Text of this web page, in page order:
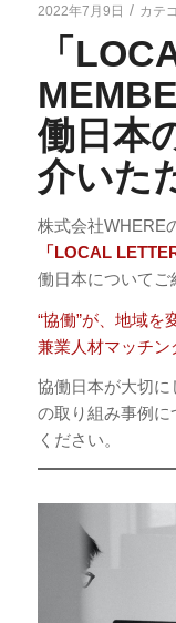
2022年7月9日 / カテ
「
働日本
介いた
株式会社WHERE
「LOCAL
働日本についてご
“協働”が、地域を
兼業人材マッチン
協働日本が大切
の取り組み事例
ください。